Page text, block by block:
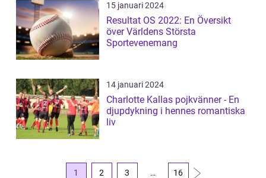
15 januari 2024
Resultat OS 2022: En Översikt
över Världens Största
Sportevenemang
14 januari 2024
Charlotte Kallas pojkvänner - En
djupdykning i hennes romantiska
liv
1 2 3 … 16